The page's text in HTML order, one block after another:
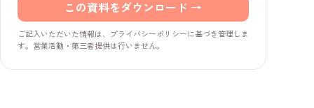
この資料をダウンロード →
ご記入いただいた情報は、プライバシーポリシーに基づき管理しま
す。営業活動・第三者提供は行いません。